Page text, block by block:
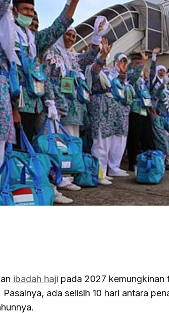
ibadah haji pada 2027 kemungkinan
ada selisih 10 hari antara